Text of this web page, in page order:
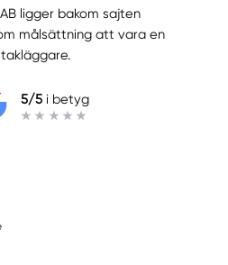
ligger bakom sajten
målsättning att vara en
5/5i betyg